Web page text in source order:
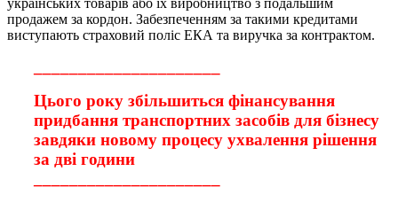
українських товарів або їх виробництво з подальшим
продажем за кордон. Забезпеченням за такими кредитами
виступають страховий поліс ЕКА та виручка за контрактом.
Цього року збільшиться фінансування
придбання транспортних засобів для бізнесу
завдяки новому процесу ухвалення рішення
за дві години